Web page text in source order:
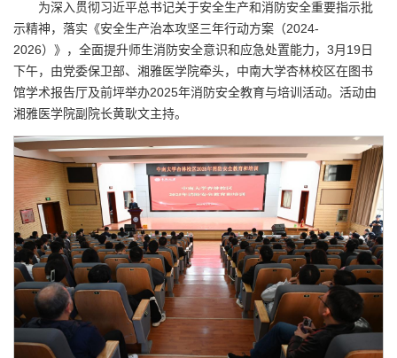
为深入贯彻习近平总书记关于安全生产和消防安全重要指示批
示精神，落实《安全生产治本攻坚三年行动方案（2024-
2026）》，全面提升师生消防安全意识和应急处置能力，3月19日
下午，由党委保卫部、湘雅医学院牵头，中南大学杏林校区在图书
馆学术报告厅及前坪举办2025年消防安全教育与培训活动。活动由
湘雅医学院副院长黄耿文主持。